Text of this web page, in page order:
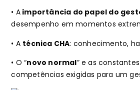
• A importância do papel do
desempenho em momentos
• A técnica CHA: conhecimento,
• O “novo normal” e as
competências exigidas para um